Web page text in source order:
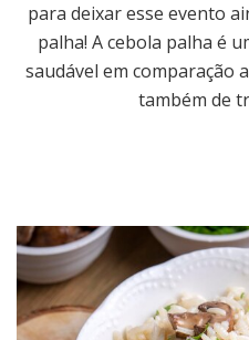
para deixar esse evento
palha! A cebola palha é
saudável em comparação
também de